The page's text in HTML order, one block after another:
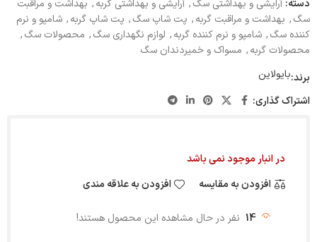
دسته: آرایشی و بهداشتی سگ, آرایشی و بهداشتی گربه, بهداشت و مراقبت
سگ, بهداشت و مراقبت گربه, پت شاپ سگ, پت شاپ گربه, شامپو و نرم
کننده سگ, شامپو و نرم کننده گربه, لوازم نگهداری سگ, محصولات سگ,
محصولات گربه, مسواک و خمیردندان سگ
برند:بایولاین
اشتراک گذاری:
در انبار موجود نمی باشد
افزودن به مقایسه
افزودن به علاقه مندی
14 نفر در حال مشاهده این محصول هستند!